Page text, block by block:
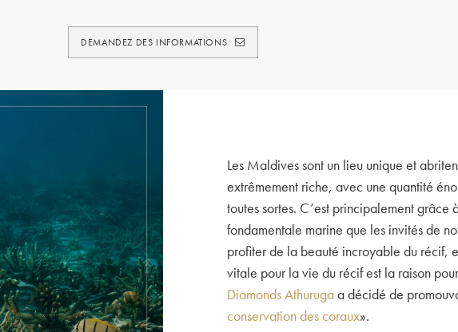
DEMANDEZ DES INFORMATIONS
Les Maldives sont un lieu unique et
extrêmement riche, avec une quantité
toutes sortes. C’est principalement grâce
fondamentale marine que les invités de
profiter de la beauté incroyable du récif,
vitale pour la vie du récif est la raison
Diamonds Athurugaa décidé de
conservation des coraux».